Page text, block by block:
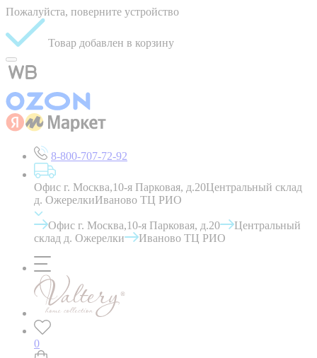
Пожалуйста, поверните устройство
Товар добавлен в корзину
8-800-707-72-92
Офис г. Москва,10-я Парковая, д.20Центральный склад
д. ОжерелкиИваново ТЦ РИО
Офис г. Москва,10-я Парковая, д.20
Центральный
склад д. Ожерелки
Иваново ТЦ РИО
0